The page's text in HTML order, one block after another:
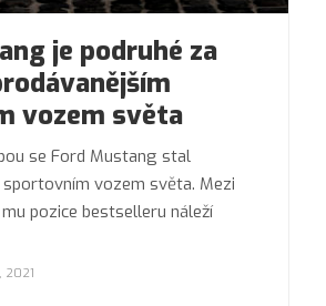
je podruhé za
vozem světa
se Ford Mustang stal
vozem světa. Mezi
pozice bestselleru náleží
2021